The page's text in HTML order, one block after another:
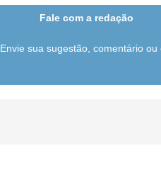
Fale com a redação
Envie sua sugestão, comentário